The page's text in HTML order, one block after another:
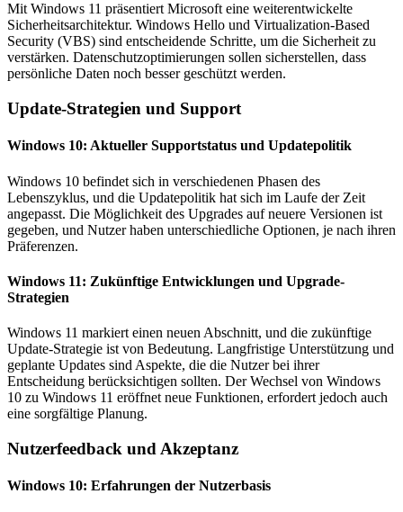
Mit Windows 11 präsentiert Microsoft eine weiterentwickelte
Sicherheitsarchitektur. Windows Hello und Virtualization-Based
Security (VBS) sind entscheidende Schritte, um die Sicherheit zu
verstärken. Datenschutzoptimierungen sollen sicherstellen, dass
persönliche Daten noch besser geschützt werden.
Update-Strategien und Support
Windows 10: Aktueller Supportstatus und Updatepolitik
Windows 10 befindet sich in verschiedenen Phasen des
Lebenszyklus, und die Updatepolitik hat sich im Laufe der Zeit
angepasst. Die Möglichkeit des Upgrades auf neuere Versionen ist
gegeben, und Nutzer haben unterschiedliche Optionen, je nach ihren
Präferenzen.
Windows 11: Zukünftige Entwicklungen und Upgrade-
Strategien
Windows 11 markiert einen neuen Abschnitt, und die zukünftige
Update-Strategie ist von Bedeutung. Langfristige Unterstützung und
geplante Updates sind Aspekte, die die Nutzer bei ihrer
Entscheidung berücksichtigen sollten. Der Wechsel von Windows
10 zu Windows 11 eröffnet neue Funktionen, erfordert jedoch auch
eine sorgfältige Planung.
Nutzerfeedback und Akzeptanz
Windows 10: Erfahrungen der Nutzerbasis